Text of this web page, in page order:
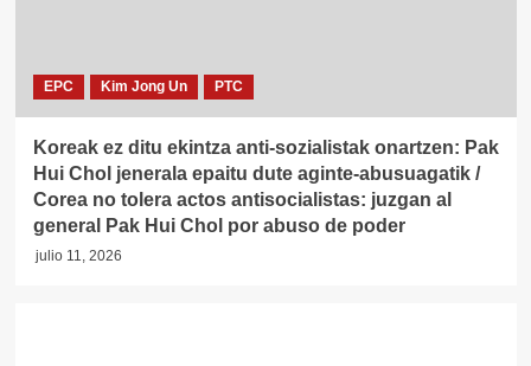
EPC Kim Jong Un PTC
Koreak ez ditu ekintza anti-sozialistak onartzen: Pak
Hui Chol jenerala epaitu dute aginte-abusuagatik /
Corea no tolera actos antisocialistas: juzgan al
general Pak Hui Chol por abuso de poder
julio 11, 2026